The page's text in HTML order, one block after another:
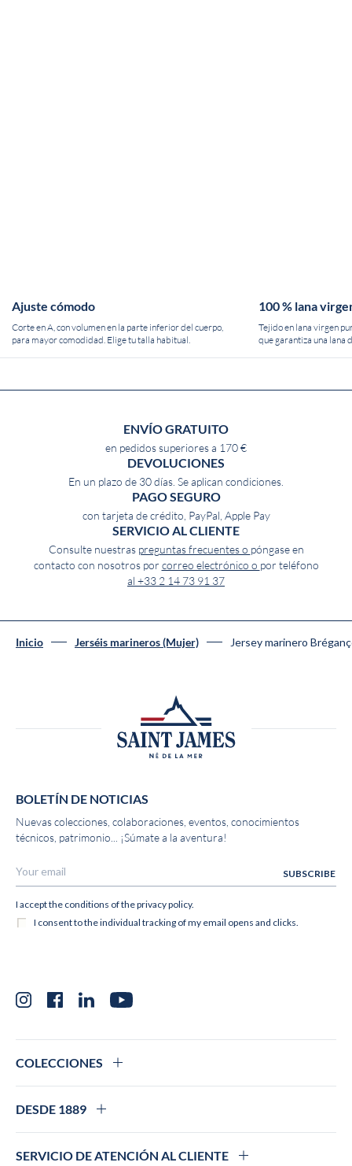
Ajuste cómodo
Corte en A, con volumen en la parte inferior del cuerpo,
para mayor comodidad. Elige tu talla habitual.
100 % lana
Tejido en lana virgen
que garantiza una lana
ENVÍO GRATUITO
en pedidos superiores a 170 €
DEVOLUCIONES
En un plazo de 30 días. Se aplican condiciones.
PAGO SEGURO
con tarjeta de crédito, PayPal, Apple Pay
SERVICIO AL CLIENTE
Consulte nuestras preguntas frecuentes o póngase en
contacto con nosotros por correo electrónico o por teléfono
al +33 2 14 73 91 37
Inicio Jerséis marineros (Mujer) Jersey marinero
BOLETÍN DE NOTICIAS
Nuevas colecciones, colaboraciones, eventos, conocimientos
técnicos, patrimonio... ¡Súmate a la aventura!
InstagramFacebookLinkedInYouTube
COLECCIONES
DESDE 1889
SERVICIO DE ATENCIÓN AL CLIENTE